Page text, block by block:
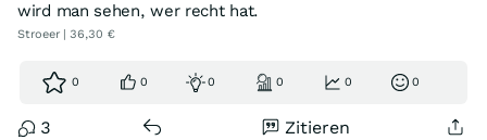
wird man sehen, wer recht hat.
Stroeer | 36,30 €
0 0 0 0 0 0
3 Zitieren